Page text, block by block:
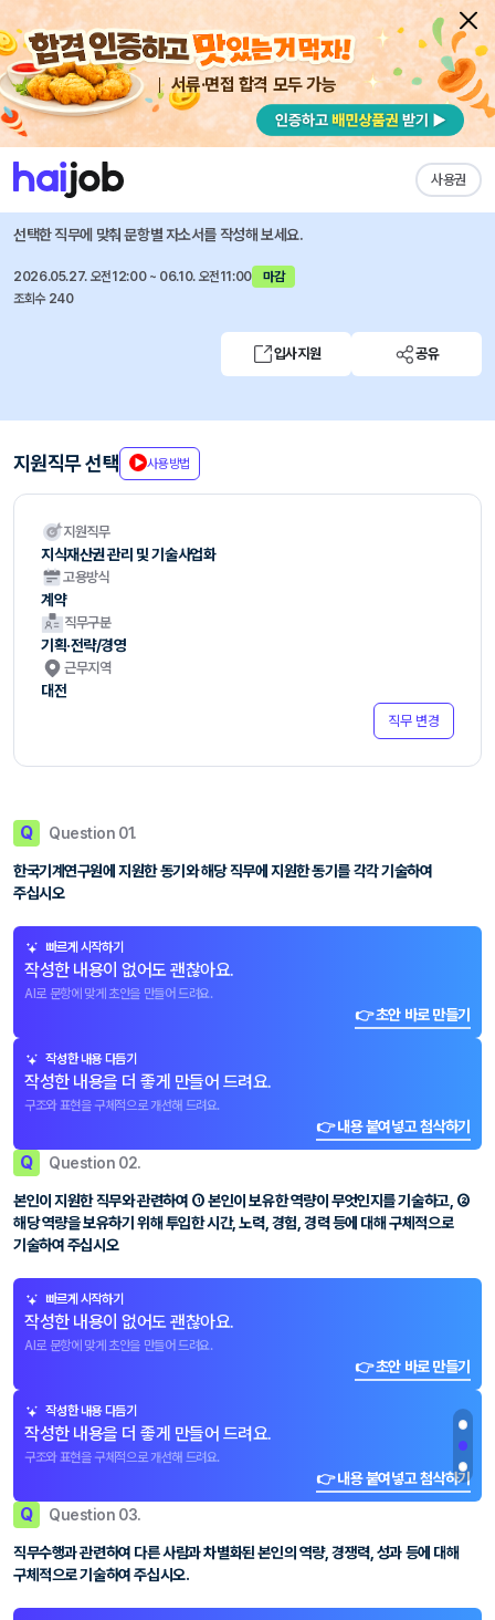
서류·면접 합격 모두 가능
사용권
채용공고 자소서 자유항목 자소서 내 작성목록
한국기계연구원 즐겨찾기
2026년도 제4회 기간제 근로자 공개채용 공고
선택한 직무에 맞춰 문항별 자소서를 작성해 보세요.
2026.05.27. 오전12:00 ~ 06.10. 오전11:00
마감
조회수 240
입사지원 공유
지원직무 선택 사용방법
지원직무
지식재산권 관리 및 기술사업화
고용방식
계약
직무구분
기획·전략/경영
근무지역
대전
직무 변경
Q Question 01.
한국기계연구원에 지원한 동기와 해당 직무에 지원한 동기를 각각 기술하여
주십시오
빠르게 시작하기
작성한 내용이 없어도 괜찮아요.
AI로 문항에 맞게 초안을 만들어 드려요.
👉 초안 바로 만들기
작성한 내용 다듬기
작성한 내용을 더 좋게 만들어 드려요.
구조와 표현을 구체적으로 개선해 드려요.
👉 내용 붙여넣고 첨삭하기
Q Question 02.
본인이 지원한 직무와 관련하여 ① 본인이 보유한 역량이 무엇인지를 기술하고, ②
해당 역량을 보유하기 위해 투입한 시간, 노력, 경험, 경력 등에 대해 구체적으로
기술하여 주십시오
빠르게 시작하기
작성한 내용이 없어도 괜찮아요.
AI로 문항에 맞게 초안을 만들어 드려요.
👉 초안 바로 만들기
작성한 내용 다듬기
작성한 내용을 더 좋게 만들어 드려요.
구조와 표현을 구체적으로 개선해 드려요.
👉 내용 붙여넣고 첨삭하기
Q Question 03.
직무수행과 관련하여 다른 사람과 차별화된 본인의 역량, 경쟁력, 성과 등에 대해
구체적으로 기술하여 주십시오.